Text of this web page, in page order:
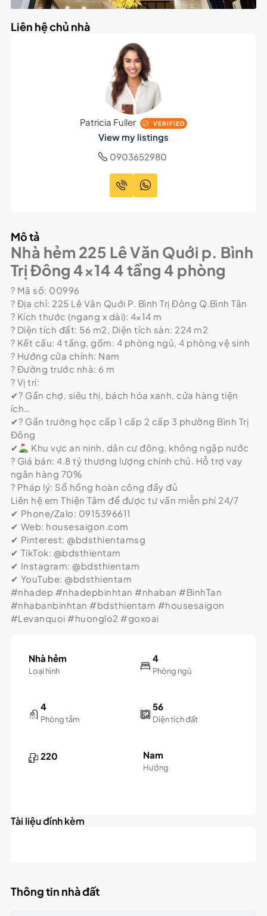
Liên hệ chủ nhà
Patricia Fuller VERIFIED
View my listings
0903652980
Mô tả
Nhà hẻm 225 Lê Văn Quới p. Bình
Trị Đông 4×14 4 tầng 4 phòng
? Mã số: 00996
? Địa chỉ: 225 Lê Văn Quới P. Bình Trị Đông Q.Bình Tân
? Kích thước (ngang x dài): 4×14 m
? Diện tích đất: 56 m2, Diện tích sàn: 224 m2
? Kết cấu: 4 tầng, gồm: 4 phòng ngủ, 4 phòng vệ sinh
? Hướng cửa chính: Nam
? Đường trước nhà: 6 m
? Vị trí:
✔? Gần chợ, siêu thị, bách hóa xanh, cửa hàng tiện
ích…
✔? Gần trường học cấp 1 cấp 2 cấp 3 phường Bình Trị
Đông
✔
Khu vực an ninh, dân cư đông, không ngập nước
? Giá bán: 4.8 tỷ thương lượng chính chủ. Hỗ trợ vay
ngân hàng 70%
? Pháp lý: Sổ hồng hoàn công đầy đủ
Liên hệ em Thiện Tâm để được tư vấn miễn phí 24/7
✔ Phone/Zalo: 0915396611
✔ Web: housesaigon.com
✔ Pinterest: @bdsthientamsg
✔ TikTok: @bdsthientam
✔ Instagram: @bdsthientam
✔ YouTube: @bdsthientam
#nhadep #nhadepbinhtan #nhaban #BinhTan
#nhabanbinhtan #bdsthientam #housesaigon
#Levanquoi #huonglo2 #goxoai
Nhà hẻm
Loại hình
4
Phòng ngủ
4
Phòng tắm
56
Diện tích đất
220 Nam
Hướng
+
Tài liệu đính kèm
Thông tin nhà đất